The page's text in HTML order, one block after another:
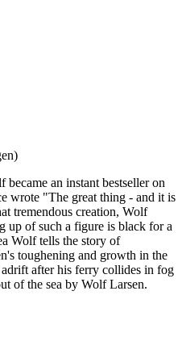
an instant bestseller on
wrote "The great thing - and it is
tremendous creation, Wolf
up of such a figure is black for a
Wolf tells the story of
toughening and growth in the
after his ferry collides in fog
of the sea by Wolf Larsen.